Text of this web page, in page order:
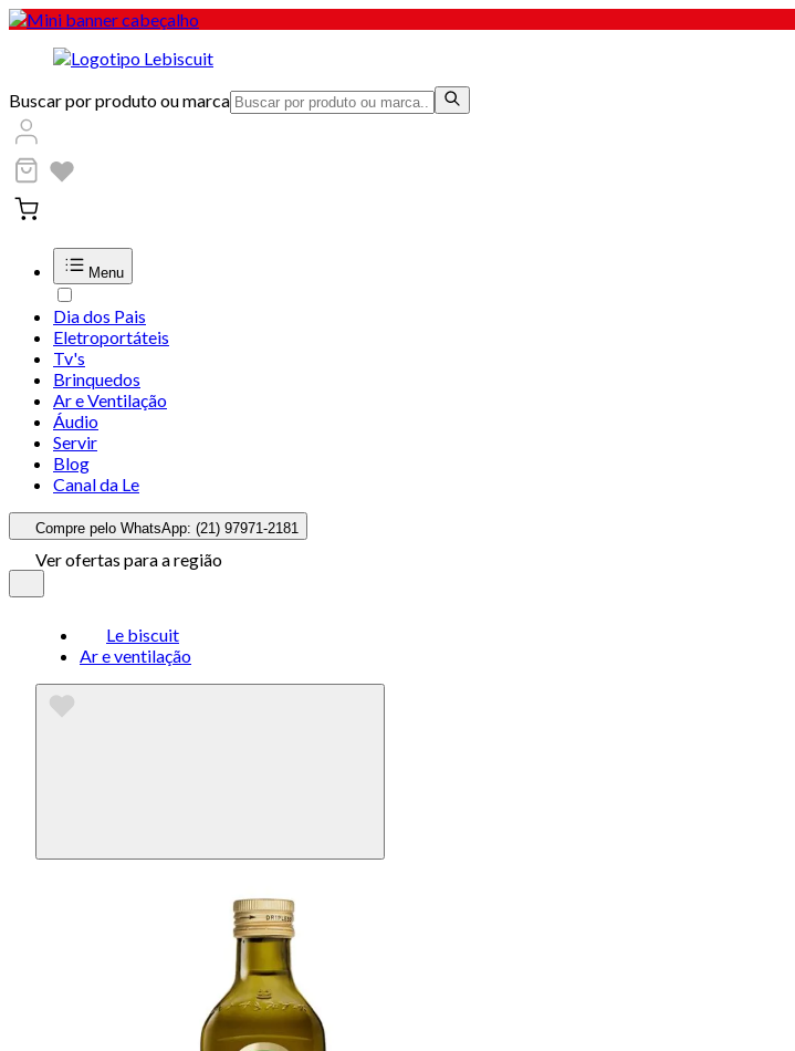
Buscar por produto ou marca
Menu
Dia dos Pais
Eletroportáteis
Tv's
Brinquedos
Ar e Ventilação
Áudio
Servir
Blog
Canal da Le
Compre pelo WhatsApp: (21) 97971-2181
Ver ofertas para a região
Le biscuit
Ar e ventilação